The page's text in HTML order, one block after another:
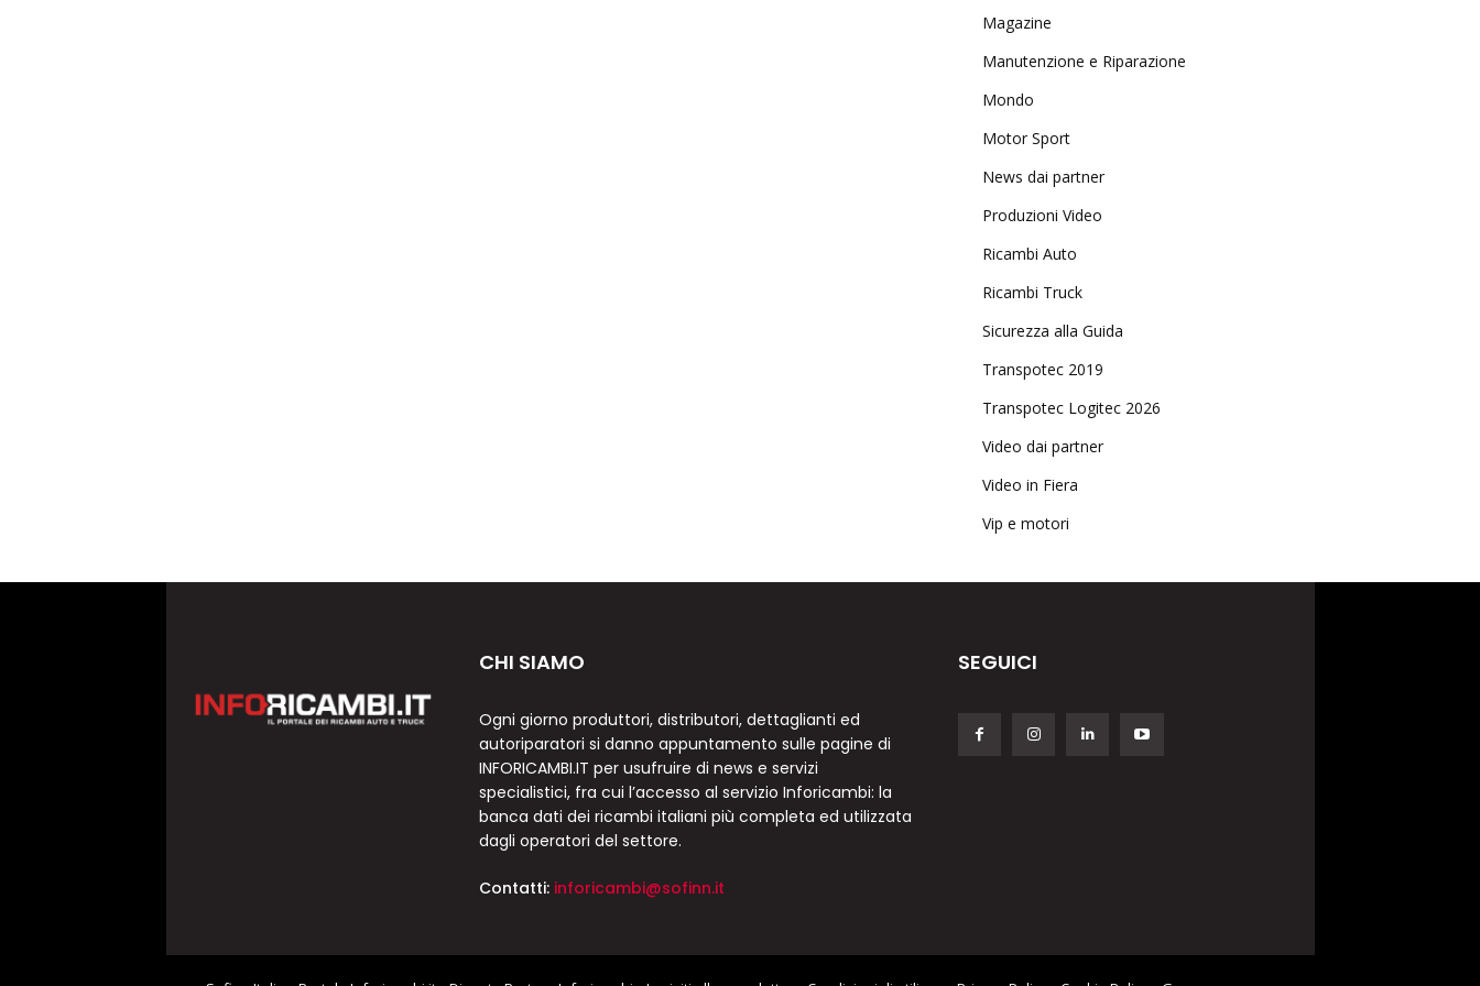
Magazine
Manutenzione e Riparazione
Mondo
Motor Sport
News dai partner
Produzioni Video
Ricambi Auto
Ricambi Truck
Sicurezza alla Guida
Transpotec 2019
Transpotec Logitec 2026
Video dai partner
Video in Fiera
Vip e motori
CHI SIAMO
Ogni giorno produttori, distributori, dettaglianti ed
autoriparatori si danno appuntamento sulle pagine di
INFORICAMBI.IT per usufruire di news e servizi
specialistici, fra cui l’accesso al servizio Inforicambi: la
banca dati dei ricambi italiani più completa ed utilizzata
dagli operatori del settore.
Contatti: inforicambi@sofinn.it
SEGUICI